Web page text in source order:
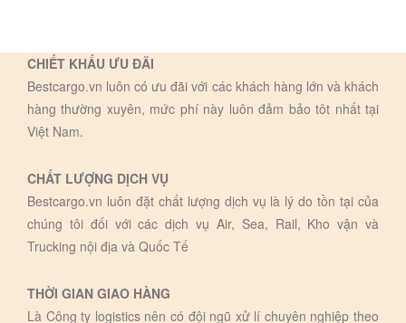
CHIẾT KHẤU ƯU ĐÃI
Bestcargo.vn luôn có ưu đãi với các khách hàng lớn và khách
hàng thường xuyên, mức phí này luôn đảm bảo tôt nhất tại
Việt Nam.
CHẤT LƯỢNG DỊCH VỤ
Bestcargo.vn luôn đặt chất lượng dịch vụ là lý do tồn tại của
chúng tôi đối với các dịch vụ Air, Sea, Rail, Kho vận và
Trucking nội địa và Quốc Tế
THỜI GIAN GIAO HÀNG
Là Công ty logistics nên có đội ngũ xử lí chuyên nghiệp theo